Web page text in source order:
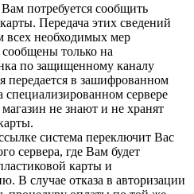
потребуется сообщить
Передача этих сведений
всех необходимых мер
только на
по защищенному каналу
в зашифрованном
специализированном сервере
не знают и не хранят
система переключит Вас
сервера, где Вам будет
карты и
В случае отказа в авторизации